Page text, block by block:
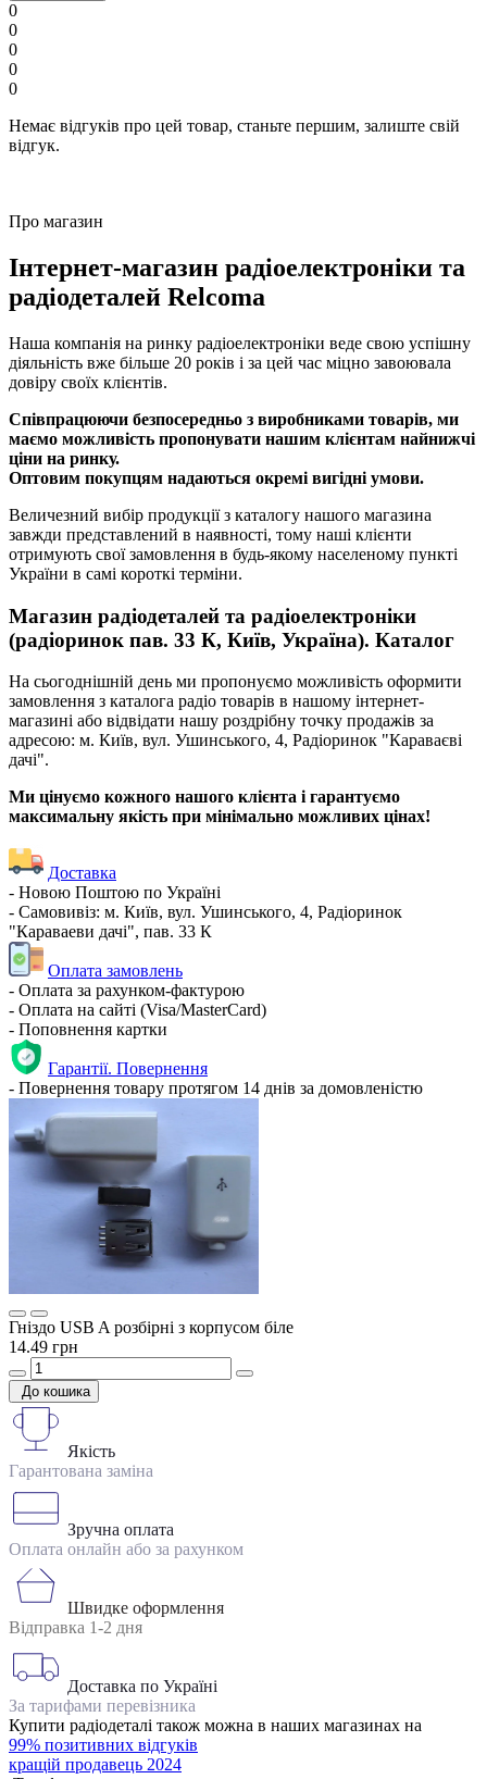
0
0
0
0
0
Немає відгуків про цей товар, станьте першим, залиште свій
відгук.
Про магазин
Інтернет-магазин радіоелектроніки та
радіодеталей Relcoma
Наша компанія на ринку радіоелектроніки веде свою успішну
діяльність вже більше 20 років і за цей час міцно завоювала
довіру своїх клієнтів.
Співпрацюючи безпосередньо з виробниками товарів, ми
маємо можливість пропонувати нашим клієнтам найнижчі
ціни на ринку.
Оптовим покупцям надаються окремі вигідні умови.
Величезний вибір продукції з каталогу нашого магазина
завжди представлений в наявності, тому наші клієнти
отримують свої замовлення в будь-якому населеному пункті
України в самі короткі терміни.
Магазин радіодеталей та радіоелектроніки
(радіоринок пав. 33 К, Київ, Україна). Каталог
На сьогоднішній день ми пропонуємо можливість оформити
замовлення з каталога радіо товарів в нашому інтернет-
магазині або відвідати нашу роздрібну точку продажів за
адресою: м. Київ, вул. Ушинського, 4, Радіоринок "Караваєві
дачі".
Ми цінуємо кожного нашого клієнта і гарантуємо
максимальну якість при мінімально можливих цінах!
Доставка
- Новою Поштою по Україні
- Самовивіз: м. Київ, вул. Ушинського, 4, Радіоринок
"Караваеви дачі", пав. 33 К
Оплата замовлень
- Оплата за рахунком-фактурою
- Оплата на сайті (Visa/MasterCard)
- Поповнення картки
Гарантії. Повернення
- Повернення товару протягом 14 днів за домовленістю
Гніздо USB A розбірні з корпусом біле
14.49 грн
До кошика
Якість
Гарантована заміна
Зручна оплата
Оплата онлайн або за рахунком
Швидке оформлення
Відправка 1-2 дня
Доставка по Україні
За тарифами перевізника
Купити радіодеталі також можна в наших магазинах на
99% позитивних відгуків
кращій продавець 2024